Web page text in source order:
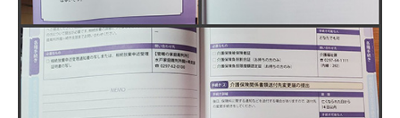
ITエンジニア向け専門サイト
企業向けIT製品の総合サイト
IT製品の技術・比較・事例